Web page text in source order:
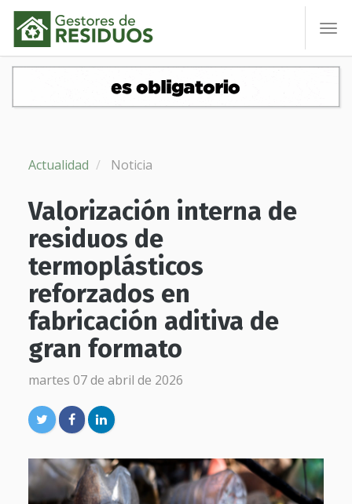
Actualidad Noticia
Valorización interna de
residuos de
termoplásticos
reforzados en
fabricación aditiva de
gran formato
martes 07 de abril de 2026